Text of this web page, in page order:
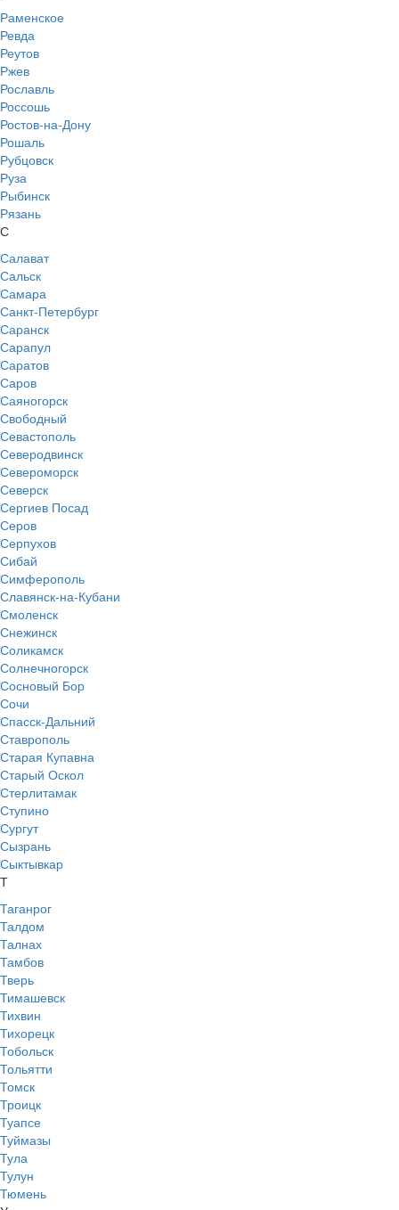
Раменское
Ревда
Реутов
Ржев
Рославль
Россошь
Ростов-на-Дону
Рошаль
Рубцовск
Руза
Рыбинск
Рязань
С
Салават
Сальск
Самара
Санкт-Петербург
Саранск
Сарапул
Саратов
Саров
Саяногорск
Свободный
Севастополь
Северодвинск
Североморск
Северск
Сергиев Посад
Серов
Серпухов
Сибай
Симферополь
Славянск-на-Кубани
Смоленск
Снежинск
Соликамск
Солнечногорск
Сосновый Бор
Сочи
Спасск-Дальний
Ставрополь
Старая Купавна
Старый Оскол
Стерлитамак
Ступино
Сургут
Сызрань
Сыктывкар
Т
Таганрог
Талдом
Талнах
Тамбов
Тверь
Тимашевск
Тихвин
Тихорецк
Тобольск
Тольятти
Томск
Троицк
Туапсе
Туймазы
Тула
Тулун
Тюмень